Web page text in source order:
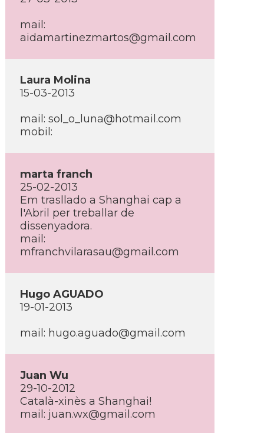
mail:
aidamartinezmartos@gmail.com
Laura Molina
15-03-2013
mail: sol_o_luna@hotmail.com
mobil:
marta franch
25-02-2013
Em trasllado a Shanghai cap a
l'Abril per treballar de
dissenyadora.
mail:
mfranchvilarasau@gmail.com
Hugo AGUADO
19-01-2013
mail: hugo.aguado@gmail.com
Juan Wu
29-10-2012
Català-xinès a Shanghai!
mail: juan.wx@gmail.com